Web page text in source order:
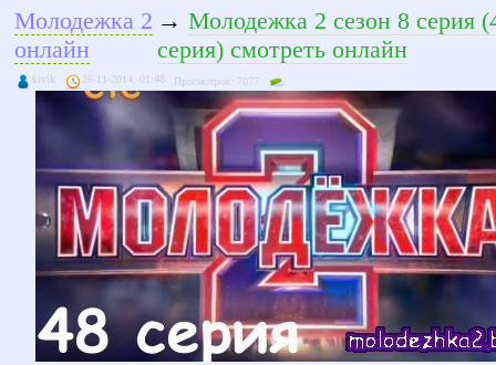
Молодежка 2
онлайн
→ Молодежка 2 сезон 8 серия
серия) смотреть онлайн
kivik 26-11-2014, 01:48 Просмотров: 7077